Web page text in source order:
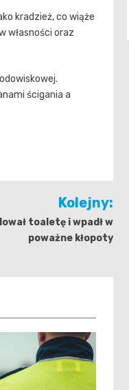
kradzież, co wiąże
własności oraz
ścigania a
Kolejny:
toaletę i wpadł w
poważne kłopoty